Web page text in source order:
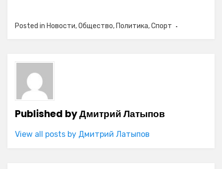
Posted in Новости,Общество, Политика,Спорт
Published byДмитрий Латыпов
View all posts by Дмитрий Латыпов